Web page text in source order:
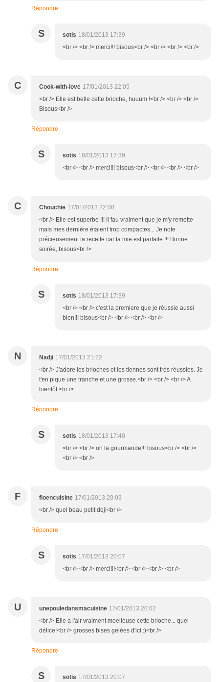
Répondre
S sotis 18/01/2013 17:39
<br /> <br /> merci!!! bisous<br /> <br /> <br /> <br />
C Cook-with-love 17/01/2013 22:05
<br /> Elle est belle cette brioche, huuum !<br /> <br /> <br />
Bisous<br />
Répondre
S sotis 18/01/2013 17:39
<br /> <br /> merci!!! bisous<br /> <br /> <br /> <br />
C Chouchie 17/01/2013 22:00
<br /> Elle est superbe !!! Il fau vraiment que je m'y remette
mais mes dernière étaient trop compactes... Je note
précieusement ta recette car ta mie est parfaite !!! Bonne
soirée, bisous<br />
Répondre
S sotis 18/01/2013 17:39
<br /> <br /> c'est la premiere que je réussie aussi
bien!!! bisous<br /> <br /> <br /> <br />
N Nadji 17/01/2013 21:22
<br /> J'adore les brioches et les tiennes sont très réussies. Je
t'en pique une tranche et une grosse.<br /> <br /> <br /> A
bientôt.<br />
Répondre
S sotis 18/01/2013 17:40
<br /> <br /> oh la gourmande!!! bisous<br /> <br />
<br /> <br />
F floencuisine 17/01/2013 20:03
<br /> quel beau petit dej!<br />
Répondre
S sotis 17/01/2013 20:07
<br /> <br /> merci!!!<br /> <br /> <br /> <br />
U unepouledansmacuisine 17/01/2013 20:02
<br /> Elle a l'air vraiment moelleuse cette brioche... quel
délice!<br /> grosses bises gelées d'ici :)<br />
Répondre
S sotis 17/01/2013 20:07